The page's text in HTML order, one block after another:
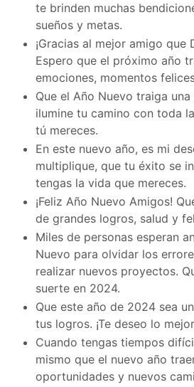
te brinden muchas
sueños y metas.
¡Gracias al mejor amigo que
Espero que el próximo año
emociones, momentos
Que el Año Nuevo traiga
ilumine tu camino con toda
tú mereces.
En este nuevo año, es mi
multiplique, que tu éxito se
tengas la vida que mereces.
¡Feliz Año Nuevo Amigos!
de grandes logros, salud y
Miles de personas esperan
Nuevo para olvidar los
realizar nuevos proyectos.
suerte en 2024.
Que este año de 2024 sea
tus logros. ¡Te deseo lo
Cuando tengas tiempos
mismo que el nuevo año
oportunidades y nuevos